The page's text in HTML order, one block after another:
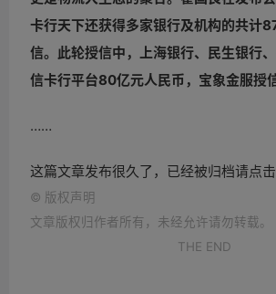
卡行天下还获得多家银行及机构的共计
信。此轮授信中，上海银行、民生银行
信卡行平台80亿元人民币，宝象金服授
……
这篇文章发布很久了，已经被归档请点击
© 版权声明
文章版权归作者所有，未经允许请勿转载。
THE END